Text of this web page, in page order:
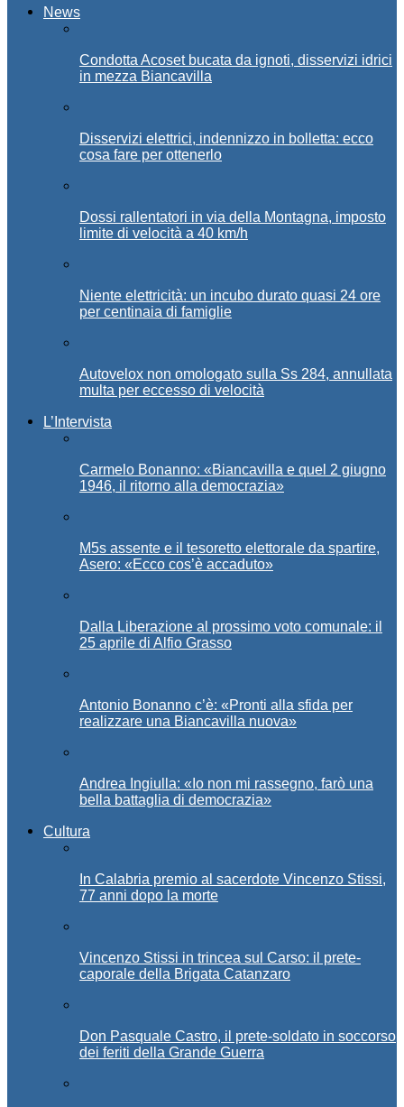
News
Condotta Acoset bucata da ignoti, disservizi idrici
in mezza Biancavilla
Disservizi elettrici, indennizzo in bolletta: ecco
cosa fare per ottenerlo
Dossi rallentatori in via della Montagna, imposto
limite di velocità a 40 km/h
Niente elettricità: un incubo durato quasi 24 ore
per centinaia di famiglie
Autovelox non omologato sulla Ss 284, annullata
multa per eccesso di velocità
L’Intervista
Carmelo Bonanno: «Biancavilla e quel 2 giugno
1946, il ritorno alla democrazia»
M5s assente e il tesoretto elettorale da spartire,
Asero: «Ecco cos’è accaduto»
Dalla Liberazione al prossimo voto comunale: il
25 aprile di Alfio Grasso
Antonio Bonanno c’è: «Pronti alla sfida per
realizzare una Biancavilla nuova»
Andrea Ingiulla: «Io non mi rassegno, farò una
bella battaglia di democrazia»
Cultura
In Calabria premio al sacerdote Vincenzo Stissi,
77 anni dopo la morte
Vincenzo Stissi in trincea sul Carso: il prete-
caporale della Brigata Catanzaro
Don Pasquale Castro, il prete-soldato in soccorso
dei feriti della Grande Guerra